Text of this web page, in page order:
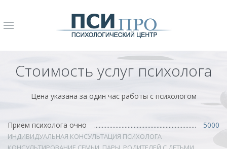
Стоимость услуг психолога
Цена указана за один час работы с психологом
Прием психолога очно 5000
ИНДИВИДУАЛЬНАЯ КОНСУЛЬТАЦИЯ ПСИХОЛОГА